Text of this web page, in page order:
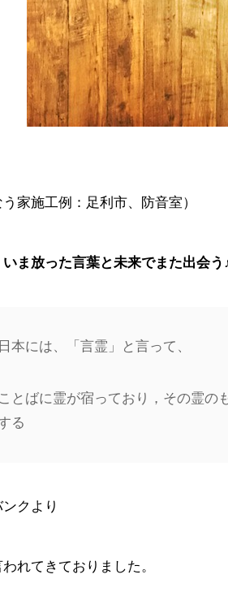
う家施工例：足利市、防音室）
いま放った言葉と未来でまた出会う
日本には、「言霊」と言って、
ことばに霊が宿っており，その霊の
る
クより
われてきておりました。